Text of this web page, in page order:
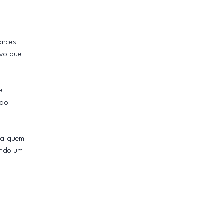
que
quem
um